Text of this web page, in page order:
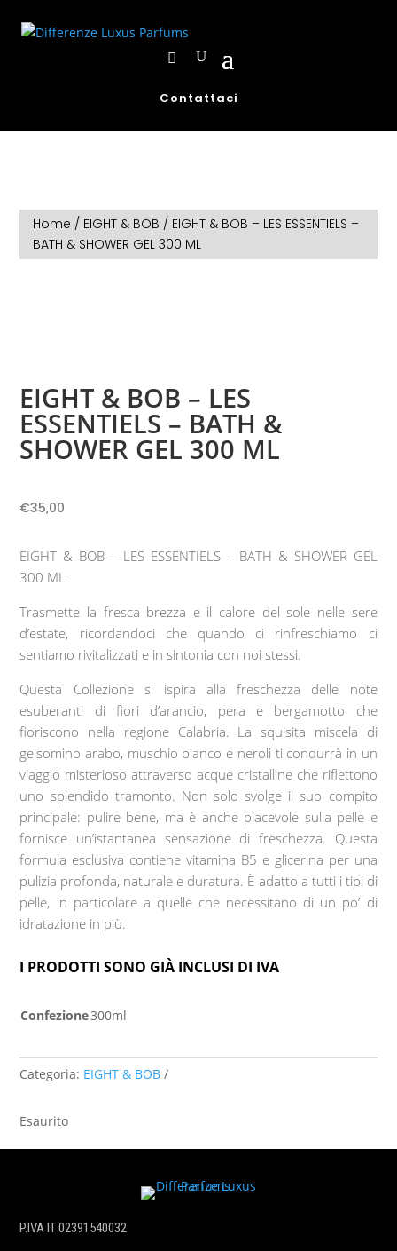
Contattaci
Home / EIGHT & BOB / EIGHT & BOB – LES ESSENTIELS –
BATH & SHOWER GEL 300 ML
EIGHT & BOB – LES
ESSENTIELS – BATH &
SHOWER GEL 300 ML
€35,00
EIGHT & BOB – LES ESSENTIELS – BATH & SHOWER GEL
300 ML
Trasmette la fresca brezza e il calore del sole nelle sere
d’estate, ricordandoci che quando ci rinfreschiamo ci
sentiamo rivitalizzati e in sintonia con noi stessi.
Questa Collezione si ispira alla freschezza delle note
esuberanti di fiori d’arancio, pera e bergamotto che
fioriscono nella regione Calabria. La squisita miscela di
gelsomino arabo, muschio bianco e neroli ti condurrà in un
viaggio misterioso attraverso acque cristalline che riflettono
uno splendido tramonto. Non solo svolge il suo compito
principale: pulire bene, ma è anche piacevole sulla pelle e
fornisce un’istantanea sensazione di freschezza. Questa
formula esclusiva contiene vitamina B5 e glicerina per una
pulizia profonda, naturale e duratura. È adatto a tutti i tipi di
pelle, in particolare a quelle che necessitano di un po’ di
idratazione in più.
I PRODOTTI SONO GIÀ INCLUSI DI IVA
Confezione300ml
Categoria: EIGHT & BOB
Esaurito
P.IVA IT 02391540032